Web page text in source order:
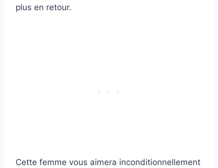
plus en retour.
Cette femme vous aimera inconditionnellement